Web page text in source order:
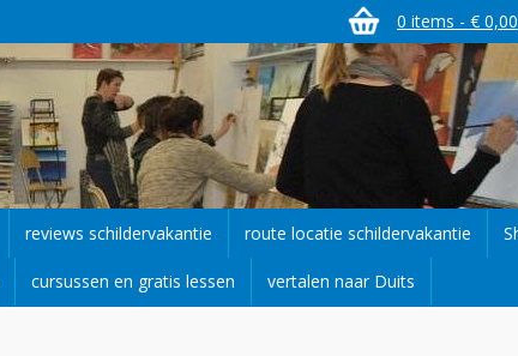
0 items - € 0,00
reviews schildervakantie route locatie schildervakantie
cursussen en gratis lessen vertalen naar Duits